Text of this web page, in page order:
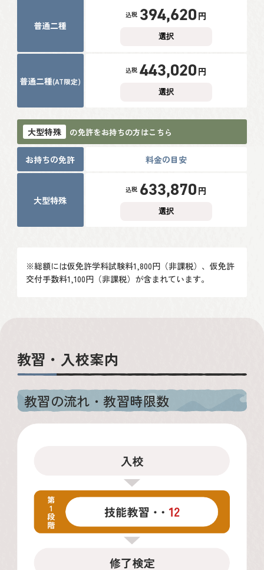
普通二種
税込 394,620円
選択
普通二種(AT限定)
税込 443,020円
選択
大型特殊 の免許をお持ちの方はこちら
お持ちの免許 料金の目安
大型特殊
税込 633,870円
選択
※総額には仮免許学科試験料1,800円（非課税）、仮免許
交付手数料1,100円（非課税）が含まれています。
教習・入校案内
教習の流れ・教習時限数